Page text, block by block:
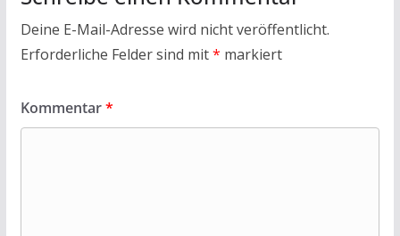
Deine E-Mail-Adresse wird nicht veröffentlicht.
Erforderliche Felder sind mit* markiert
Kommentar*